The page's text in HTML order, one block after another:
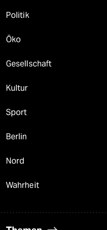
Politik
Öko
Gesellschaft
Kultur
Sport
Berlin
Nord
Wahrheit